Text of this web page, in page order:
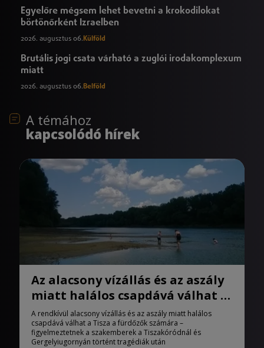
Egyelőre mégsem lehet bevetni a krokodilokat
börtönőrként Izraelben
2026. augusztus 06. Külföld
Brutális jogi csata várható a zuglói irodakomplexum
miatt
2026. augusztus 06.Belföld
A témához
kapcsolódó hírek
Az alacsony vízállás és az aszály
miatt halálos csapdává válhat a
Tisza
A rendkívül alacsony vízállás és az aszály miatt halálos
csapdává válhat a Tisza a fürdőzők számára –
figyelmeztetnek a szakemberek a Tiszakóródnál és
Gergelyiugornyán történt tragédiák után